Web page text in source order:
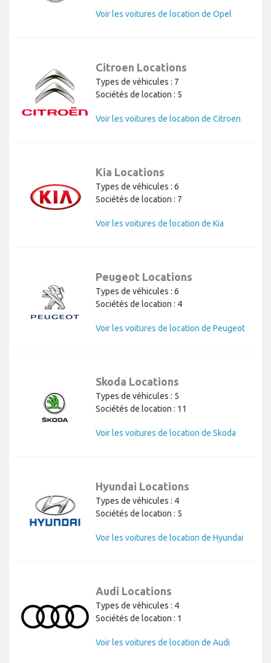
Voir les voitures de location de Opel
Citroen Locations
Types de véhicules : 7
Sociétés de location : 5
Voir les voitures de location de Citroen
Kia Locations
Types de véhicules : 6
Sociétés de location : 7
Voir les voitures de location de Kia
Peugeot Locations
Types de véhicules : 6
Sociétés de location : 4
Voir les voitures de location de Peugeot
Skoda Locations
Types de véhicules : 5
Sociétés de location : 11
Voir les voitures de location de Skoda
Hyundai Locations
Types de véhicules : 4
Sociétés de location : 5
Voir les voitures de location de Hyundai
Audi Locations
Types de véhicules : 4
Sociétés de location : 1
Voir les voitures de location de Audi